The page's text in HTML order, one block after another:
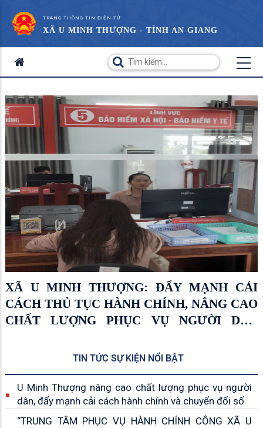
TRANG THÔNG TIN ĐIỆN TỬ
XÃ U MINH THƯỢNG - TỈNH AN GIANG
Tín dụng chính sách đối với người sau cai
nghiện ma túy
TIN TỨC SỰ KIỆN NỔI BẬT
U Minh Thượng nâng cao chất lượng phục vụ người
dân, đẩy mạnh cải cách hành chính và chuyển đổi số
“TRUNG TÂM PHỤC VỤ HÀNH CHÍNH CÔNG XÃ U